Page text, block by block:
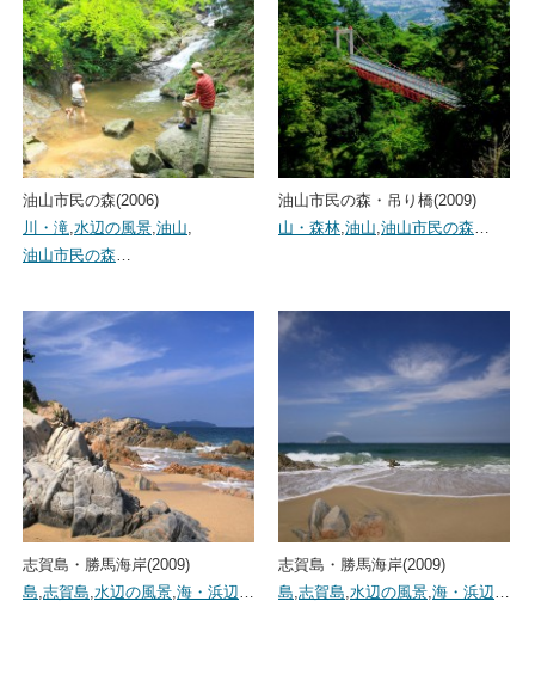
油山市民の森(2006)
川・滝,水辺の風景,油山,
油山市民の森…
油山市民の森・吊り橋(2009)
山・森林,油山,油山市民の森…
志賀島・勝馬海岸(2009)
島,志賀島,水辺の風景,海・浜辺…
志賀島・勝馬海岸(2009)
島,志賀島,水辺の風景,海・浜辺…